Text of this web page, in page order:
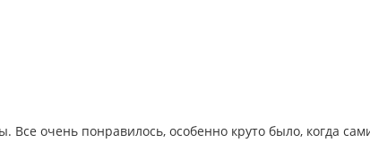
Все очень понравилось, особенно круто было, когда